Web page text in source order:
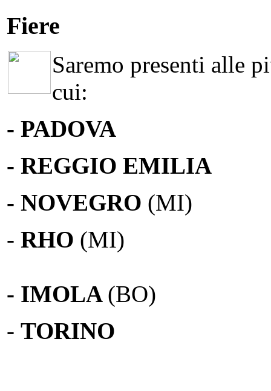
Fiere
Saremo presenti alle
cui:
- PADOVA
- REGGIO EMILIA
- NOVEGRO (MI)
- RHO (MI)
- IMOLA (BO)
- TORINO